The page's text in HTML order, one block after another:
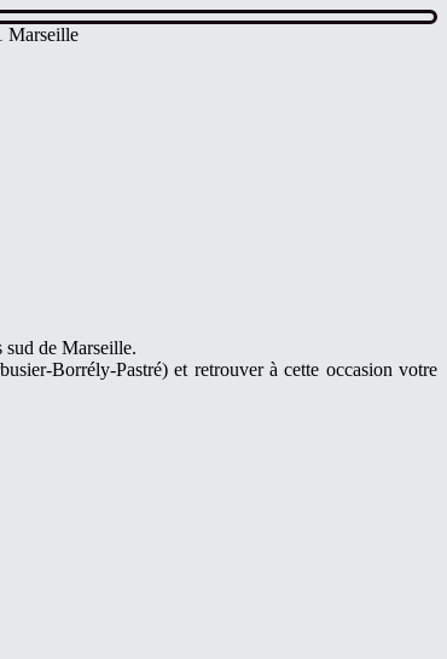
Marseille
de Marseille.
Borrély-Pastré) et retrouver à cette occasion votre